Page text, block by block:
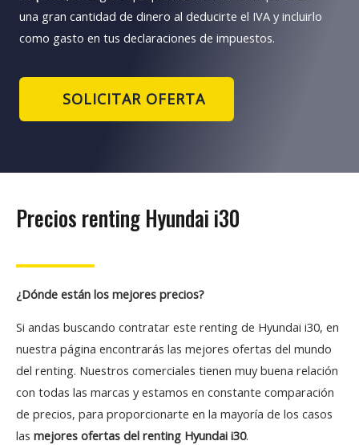
una gran cantidad de dinero al deducirte el IVA y incluirlo
como gasto en tus declaraciones de impuestos.
SOLICITAR OFERTA
Precios renting Hyundai i30
¿Dónde están los mejores precios?
Si andas buscando contratar este renting de Hyundai i30, en
nuestra página encontrarás las mejores ofertas del mundo
del renting. Nuestros comerciales tienen muy buena relación
con todas las marcas y estamos en constante comparación
de precios, para proporcionarte en la mayoría de los casos
las mejores ofertas del renting Hyundai i30.